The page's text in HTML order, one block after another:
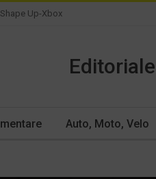
Shape Up-Xbox
Auto, Moto, Velo